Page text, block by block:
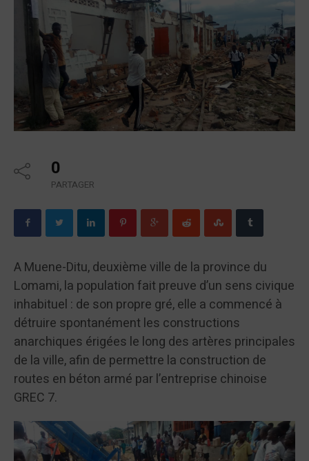
0
PARTAGER
A Muene-Ditu, deuxième ville de la province du
Lomami, la population fait preuve d’un sens civique
inhabituel : de son propre gré, elle a commencé à
détruire spontanément les constructions
anarchiques érigées le long des artères principales
de la ville, afin de permettre la construction de
routes en béton armé par l’entreprise chinoise
GREC 7.